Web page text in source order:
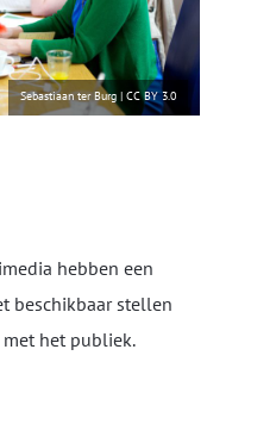
Sebastiaan ter Burg | CC BY 3.0
hebben een
beschikbaar stellen
het publiek.